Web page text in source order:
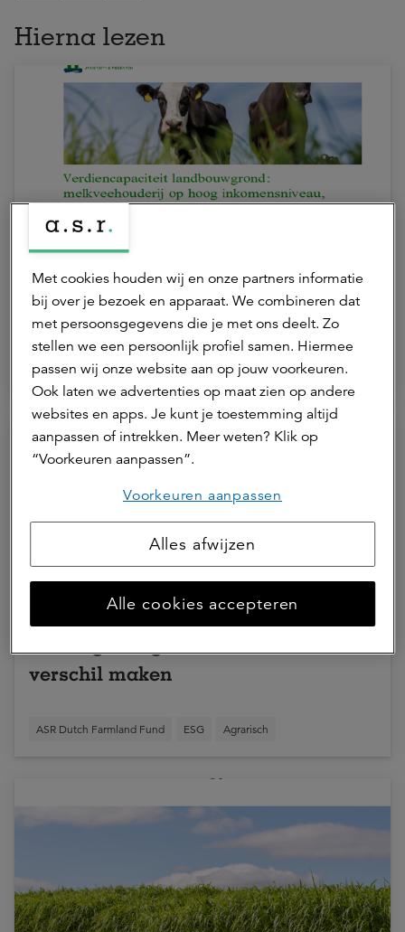
Hierna lezen
17 juli 2026 | 1 min.
Verdiencapaciteit onder druk door
stijgende grondprijzen
Agrarisch ASR Dutch Farmland Fund
Met het emissiereductietraject wil
verschil maken
ASR Dutch Farmland Fund ESG Agrarisch
Met cookies houden wij en onze partners informatie
bij over je bezoek en apparaat. We combineren dat
met persoonsgegevens die je met ons deelt. Zo
stellen we een persoonlijk profiel samen. Hiermee
passen wij onze website aan op jouw voorkeuren.
Ook laten we advertenties op maat zien op andere
websites en apps. Je kunt je toestemming altijd
aanpassen of intrekken. Meer weten? Klik op
“Voorkeuren aanpassen”.
Voorkeuren aanpassen
Alles afwijzen
Alle cookies accepteren